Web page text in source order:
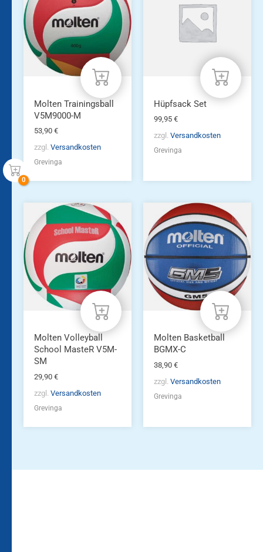
Molten Trainingsball
V5M9000-M
53,90 €
zzgl. Versandkosten
Grevinga
Hüpfsack Set
99,95 €
zzgl. Versandkosten
Grevinga
Molten Volleyball
School MasteR V5M-
SM
29,90 €
zzgl. Versandkosten
Grevinga
Molten Basketball
BGMX-C
38,90 €
zzgl. Versandkosten
Grevinga